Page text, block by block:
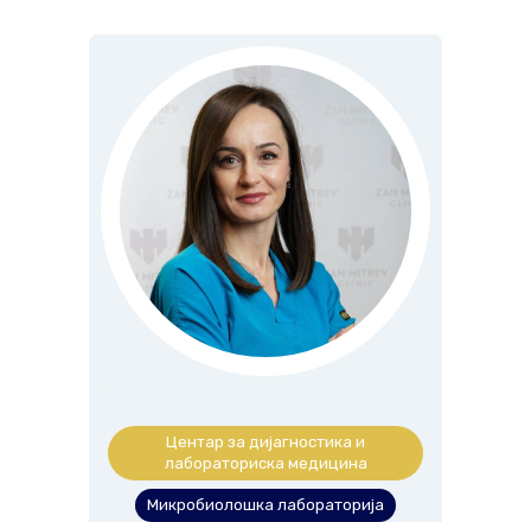
Центар за дијагностика и
лабораториска медицина
Микробиолошка лабораторија